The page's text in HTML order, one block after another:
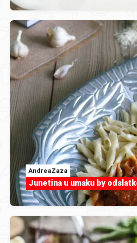
AndreaZaza
Junetina u umaku by